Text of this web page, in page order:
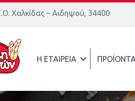
– Αιδηψού, 34400
Χαλκίδας – Αιδηψού, 34400
Η ΕΤΑΙΡΕΙΑ ΠΡΟΪΟΝΤΑ